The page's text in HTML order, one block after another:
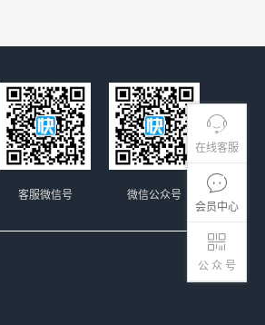
在线客服
会员中心
公 众 号
微信公众号
客服微信号